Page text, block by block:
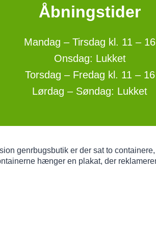
Åbningstider
Mandag – Tirsdag kl. 11 – 16
Onsdag: Lukket
Torsdag – Fredag kl. 11 – 16
Lørdag – Søndag: Lukket